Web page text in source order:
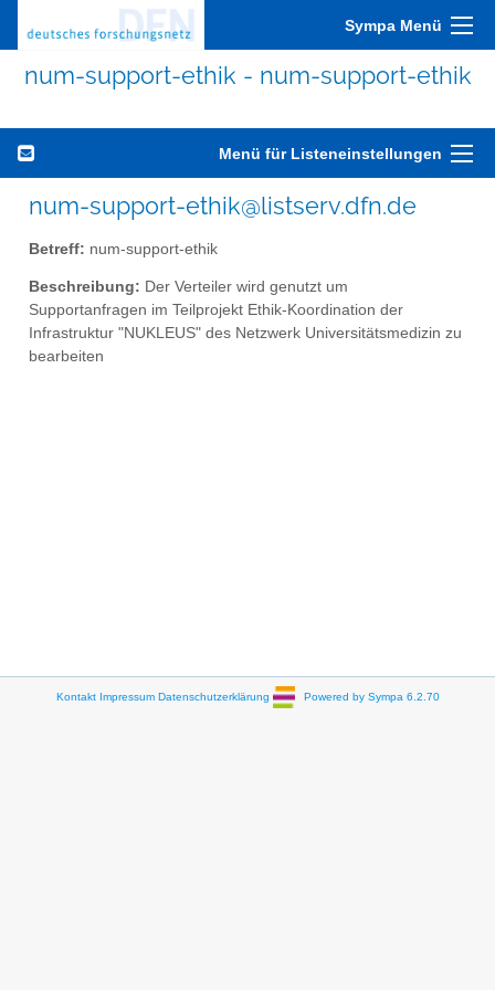
Sympa Menü
num-support-ethik - num-support-ethik
Menü für Listeneinstellungen
num-support-ethik@listserv.dfn.de
Betreff: num-support-ethik
Beschreibung: Der Verteiler wird genutzt um
Supportanfragen im Teilprojekt Ethik-Koordination der
Infrastruktur "NUKLEUS" des Netzwerk Universitätsmedizin zu
bearbeiten
Kontakt Impressum Datenschutzerklärung Powered by Sympa 6.2.70